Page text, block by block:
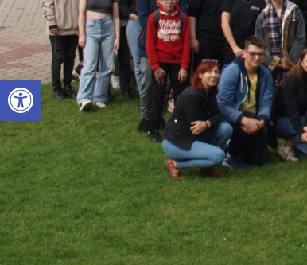
Otwórz pasek narzędzi